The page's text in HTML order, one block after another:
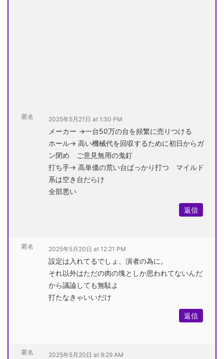
匿名 2025年5月21日 at 1:50 PM
メーカー →一台50万の台を頻繁に売りつける
ホール→ 高い機械代を回収するために初日からガ
ン閉め ご意見無用の鬼釘
打ち手→ 高単価の荒い台ばっかり打つ マイルド
系は空き台だらけ
全部悪い
返信
匿名 2025年5月20日 at 12:21 PM
設定は入れてるでしょ、演者の為に。
それ以外はただの肉の塊としか思われてないんだ
から議論しても無駄よ
打たなきゃいいだけ
返信
匿名 2025年5月20日 at 9:29 AM